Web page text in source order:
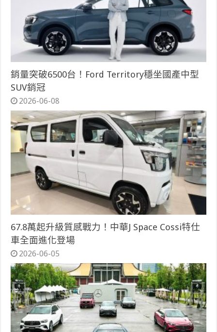
銷量突破6500台！Ford Territory穩坐國產中型
SUV銷冠
2026-06-08
67.8萬起升級質感戰力！中華J Space Cossi特仕
車全面進化登場
2026-06-05